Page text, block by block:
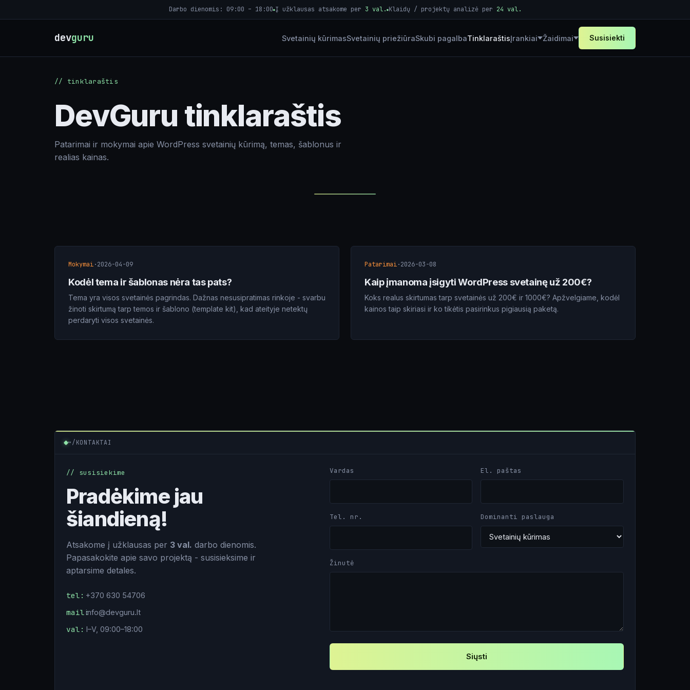
Darbo dienomis: 09:00 – 18:00●Į užklausas atsakome per 3 val. ●Klaidų / projektų analizė per 24 val.
devguru Svetainių kūrimasSvetainių priežiūraSkubi pagalbaTinklaraštisĮrankiai Žaidimai Susisiekti
// tinklaraštis
DevGuru tinklaraštis
Patarimai ir mokymai apie WordPress svetainių kūrimą, temas, šablonus ir
realias kainas.
Mokymai·2026-04-09
Kodėl tema ir šablonas nėra tas pats?
Tema yra visos svetainės pagrindas. Dažnas nesusipratimas rinkoje - svarbu
žinoti skirtumą tarp temos ir šablono (template kit), kad ateityje netektų
perdaryti visos svetainės.
Patarimai·2026-03-08
Kaip įmanoma įsigyti WordPress svetainę už 200€?
Koks realus skirtumas tarp svetainės už 200€ ir 1000€? Apžvelgiame, kodėl
kainos taip skiriasi ir ko tikėtis pasirinkus pigiausią paketą.
~/KONTAKTAI
// susisiekime
Pradėkime jau
šiandieną!
Atsakome į užklausas per 3 val. darbo dienomis.
Papasakokite apie savo projektą - susisieksime ir
aptarsime detales.
tel: +370 630 54706
mail:info@devguru.lt
val: I–V, 09:00–18:00
Vardas El. paštas
Tel. nr. Dominanti paslauga
Žinutė
Siųsti